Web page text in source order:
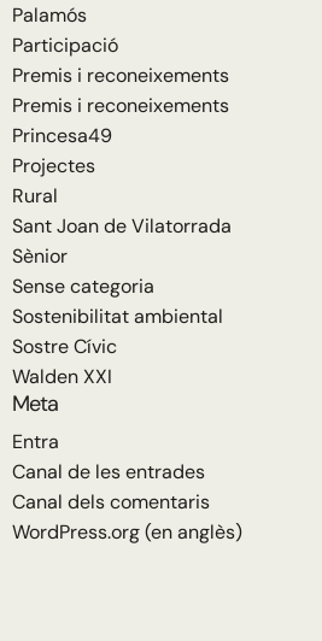
Palamós
Participació
Premis i reconeixements
Premis i reconeixements
Princesa49
Projectes
Rural
Sant Joan de Vilatorrada
Sènior
Sense categoria
Sostenibilitat ambiental
Sostre Cívic
Walden XXI
Meta
Entra
Canal de les entrades
Canal dels comentaris
WordPress.org (en anglès)